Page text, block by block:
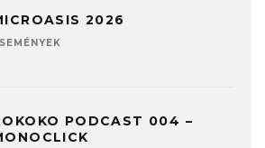
2026
PODCAST 004 –